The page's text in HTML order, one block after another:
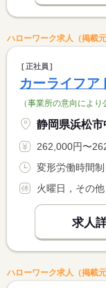
ハローワーク求人（掲載
正社員
カーライフ
（事業所の意向により
静岡県浜松市
262,000円〜262,000円 ※フルタ
火曜日，その他
求人
ハローワーク求人（掲載